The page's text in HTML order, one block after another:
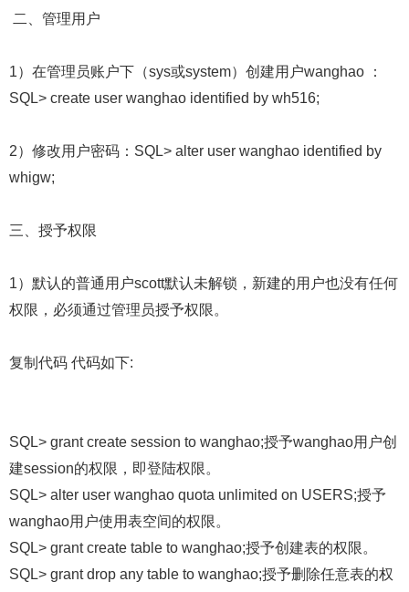
二、管理用户
1）在管理员账户下（sys或system）创建用户wanghao ：
SQL> create user wanghao identified by wh516;
2）修改用户密码：SQL> alter user wanghao identified by
whigw;
三、授予权限
1）默认的普通用户scott默认未解锁，新建的用户也没有任何
权限，必须通过管理员授予权限。
复制代码 代码如下:
SQL> grant create session to wanghao;授予wanghao用户创
建session的权限，即登陆权限。
SQL> alter user wanghao quota unlimited on USERS;授予
wanghao用户使用表空间的权限。
SQL> grant create table to wanghao;授予创建表的权限。
SQL> grant drop any table to wanghao;授予删除任意表的权